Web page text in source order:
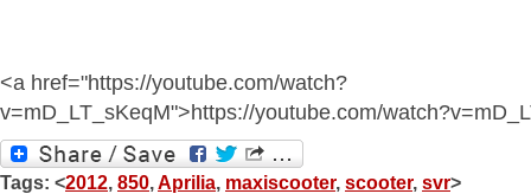
<a href="https://youtube.com/watch?
v=mD_LT_sKeqM">https://youtube.com/
Tags: <2012, 850,Aprilia, maxiscooter, scooter, svr>